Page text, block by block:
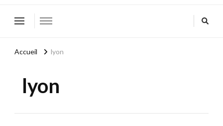
Accueil lyon
lyon